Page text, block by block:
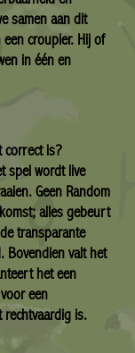
samen aan dit
croupier. Hij of
in één en
correct is?
spel wordt live
Geen Random
alles gebeurt
transparante
Bovendien valt het
het een
een
rechtvaardig is.